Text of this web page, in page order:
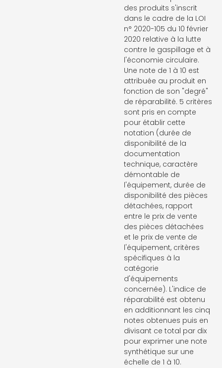
des produits s'inscrit
dans le cadre de la LOI
n° 2020-105 du 10 février
2020 relative à la lutte
contre le gaspillage et à
l'économie circulaire.
Une note de 1 à 10 est
attribuée au produit en
fonction de son "degré"
de réparabilité. 5 critères
sont pris en compte
pour établir cette
notation (durée de
disponibilité de la
documentation
technique, caractère
démontable de
l'équipement, durée de
disponibilité des pièces
détachées, rapport
entre le prix de vente
des pièces détachées
et le prix de vente de
l'équipement, critères
spécifiques à la
catégorie
d'équipements
concernée). L'indice de
réparabilité est obtenu
en additionnant les cinq
notes obtenues puis en
divisant ce total par dix
pour exprimer une note
synthétique sur une
échelle de 1 à 10.